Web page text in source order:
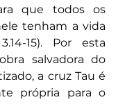
que todos os
tenham a vida
15). Por esta
salvadora do
a cruz Tau é
própria para o